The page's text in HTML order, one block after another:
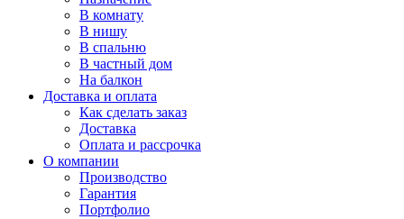
В комнату
В нишу
В спальню
В частный дом
На балкон
Доставка и оплата
Как сделать заказ
Доставка
Оплата и рассрочка
О компании
Производство
Гарантия
Портфолио